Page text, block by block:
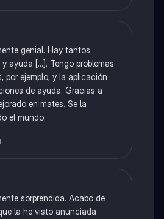
genial. Hay tantos
ayuda [...]. Tengo problemas
por ejemplo, y la aplicación
de ayuda. Gracias a
en mates. Se la
el mundo.
sorprendida. Acabo de
la he visto anunciada